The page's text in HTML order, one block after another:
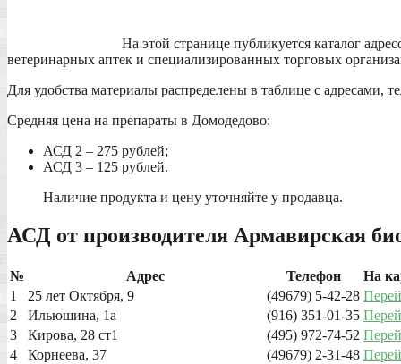
На этой странице публикуется каталог
ветеринарных аптек и специализированных торговых
Для удобства материалы распределены в таблице с адресами,
Средняя цена на препараты в Домодедово:
АСД 2 – 275 рублей;
АСД 3 – 125 рублей.
Наличие продукта и цену уточняйте у продавца.
АСД от производителя Армавирская
№ Адрес Телефон
На
1
25 лет Октября, 9 (49679) 5-42-28
2
Ильюшина, 1а (916) 351-01-35
3
Кирова, 28 ст1 (495) 972-74-52
4
Корнеева, 37 (49679) 2-31-48